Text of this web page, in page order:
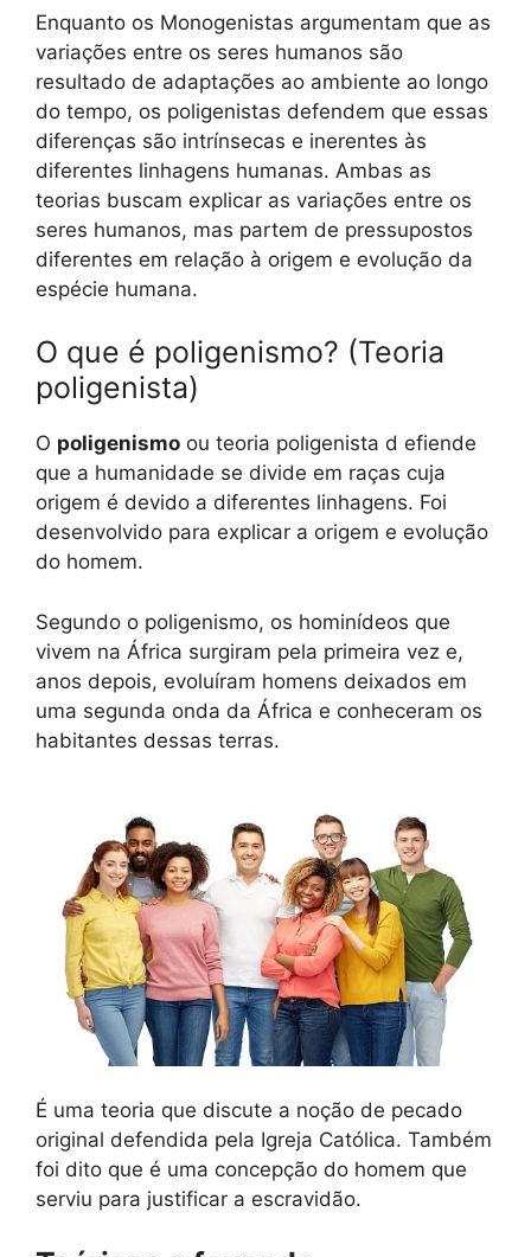
Enquanto os Monogenistas argumentam que as
variações entre os seres humanos são
resultado de adaptações ao ambiente ao longo
do tempo, os poligenistas defendem que essas
diferenças são intrínsecas e inerentes às
diferentes linhagens humanas. Ambas as
teorias buscam explicar as variações entre os
seres humanos, mas partem de pressupostos
diferentes em relação à origem e evolução da
espécie humana.
O que é poligenismo? (Teoria
poligenista)
O poligenismo ou teoria poligenista d efiende
que a humanidade se divide em raças cuja
origem é devido a diferentes linhagens. Foi
desenvolvido para explicar a origem e evolução
do homem.
Segundo o poligenismo, os hominídeos que
vivem na África surgiram pela primeira vez e,
anos depois, evoluíram homens deixados em
uma segunda onda da África e conheceram os
habitantes dessas terras.
É uma teoria que discute a noção de pecado
original defendida pela Igreja Católica. Também
foi dito que é uma concepção do homem que
serviu para justificar a escravidão.